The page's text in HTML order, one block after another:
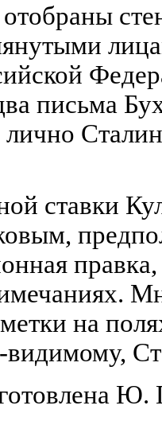
письма
лично
ставки
на
видимому,